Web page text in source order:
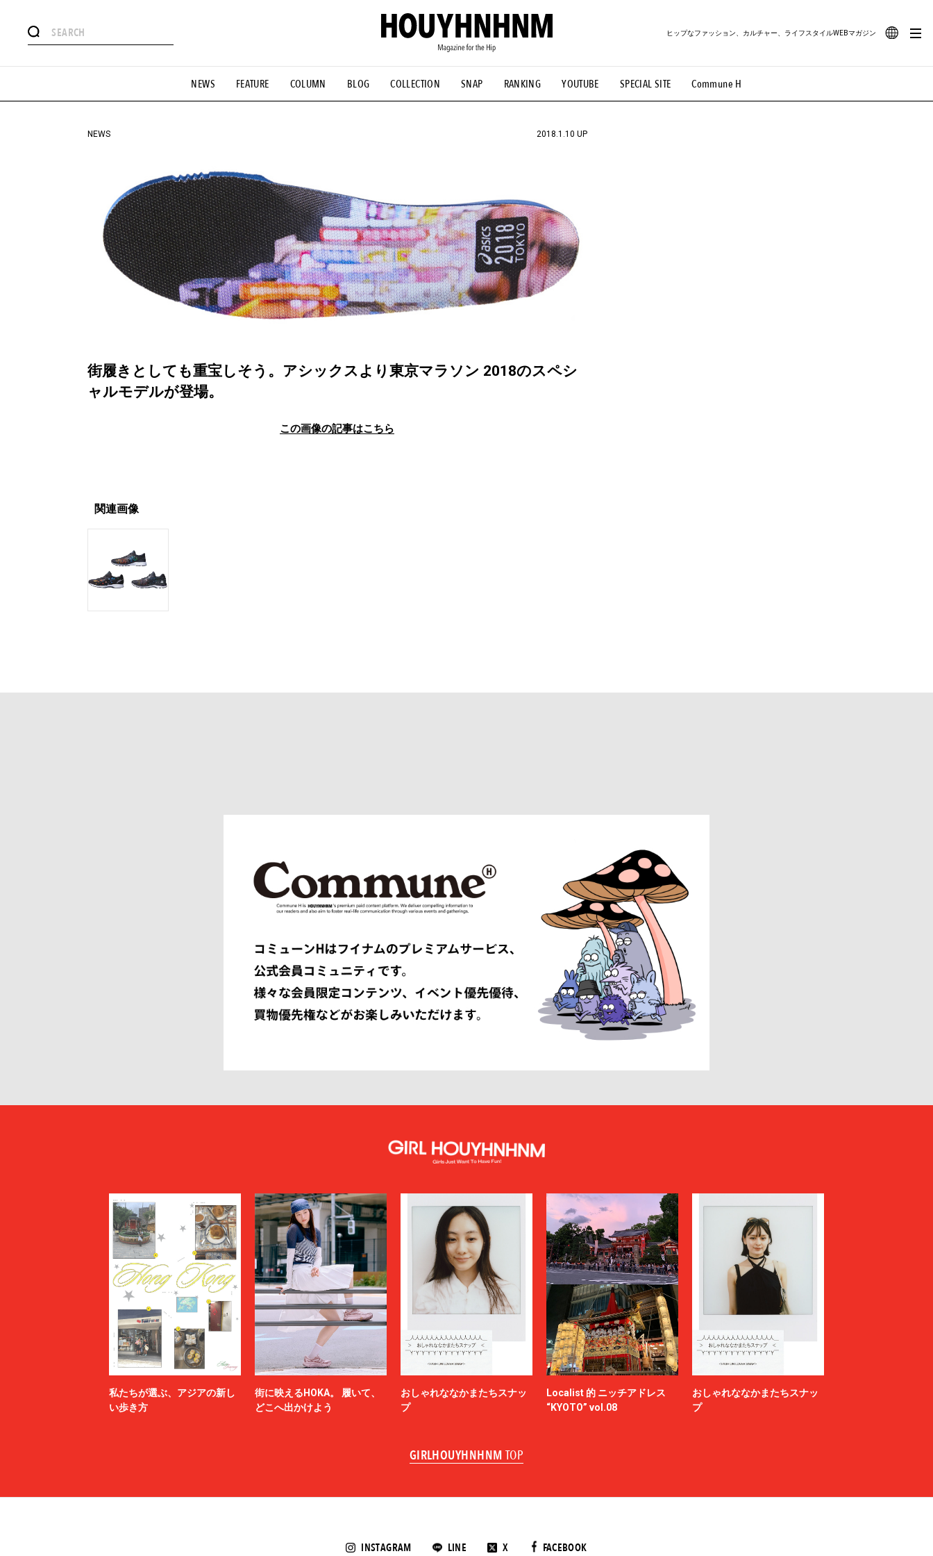
NEWS FEATURE COLUMN BLOG COLLECTION SNAP RANKING YOUTUBE SPECIAL SITE Commune H
ヒップなファッション、カルチャー、ライフスタイルWEBマガジン
#憧れの逸品 #ESSENTIAL DESIGNS #古着サミット #NEW VINTAGE #マイナーグッド図鑑 #路地裏てぃーん。 #MONTHLY JOURNAL
#GH 銘品の所以 #フイナムのYouTube #Commune H #FOCUS IT #AH.H #ととけん #FASHION #MUSIC #MOVIE #LIFESTYLE #SNEAKER #OUTDOOR
#HANDSOME HANDBOOK
NEWS 2018.1.10 UP
街履きとしても重宝しそう。アシックスより東京マラソン 2018のスペシ
ャルモデルが登場。
この画像の記事はこちら
関連画像
私たちが選ぶ、アジアの新し
い歩き方
街に映えるHOKA。 履いて、
どこへ出かけよう
おしゃれななかまたちスナッ
プ
Localist 的 ニッチアドレス
“KYOTO” vol.08
おしゃれななかまたちスナッ
プ
GIRLHOUYHNHNM TOP
INSTAGRAM LINE X FACEBOOK